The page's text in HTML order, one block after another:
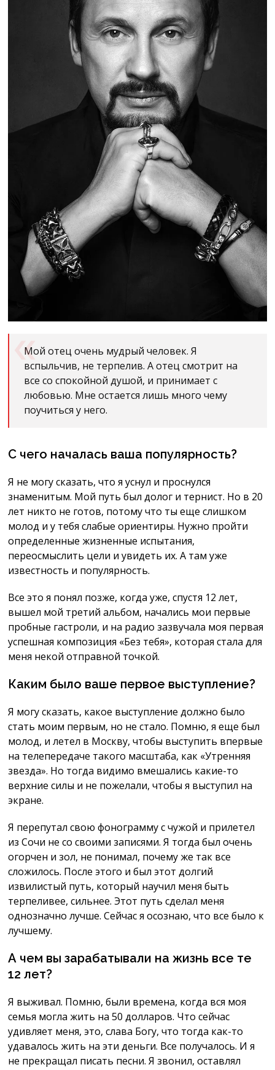
Мой отец очень мудрый человек. Я
вспыльчив, не терпелив. А отец смотрит на
все со спокойной душой, и принимает с
любовью. Мне остается лишь много чему
поучиться у него.
С чего началась ваша популярность?
Я не могу сказать, что я уснул и проснулся
знаменитым. Мой путь был долог и тернист. Но в 20
лет никто не готов, потому что ты еще слишком
молод и у тебя слабые ориентиры. Нужно пройти
определенные жизненные испытания,
переосмыслить цели и увидеть их. А там уже
известность и популярность.
Все это я понял позже, когда уже, спустя 12 лет,
вышел мой третий альбом, начались мои первые
пробные гастроли, и на радио зазвучала моя первая
успешная композиция «Без тебя», которая стала для
меня некой отправной точкой.
Каким было ваше первое выступление?
Я могу сказать, какое выступление должно было
стать моим первым, но не стало. Помню, я еще был
молод, и летел в Москву, чтобы выступить впервые
на телепередаче такого масштаба, как «Утренняя
звезда». Но тогда видимо вмешались какие-то
верхние силы и не пожелали, чтобы я выступил на
экране.
Я перепутал свою фонограмму с чужой и прилетел
из Сочи не со своими записями. Я тогда был очень
огорчен и зол, не понимал, почему же так все
сложилось. После этого и был этот долгий
извилистый путь, который научил меня быть
терпеливее, сильнее. Этот путь сделал меня
однозначно лучше. Сейчас я осознаю, что все было к
лучшему.
А чем вы зарабатывали на жизнь все те
12 лет?
Я выживал. Помню, были времена, когда вся моя
семья могла жить на 50 долларов. Что сейчас
удивляет меня, это, слава Богу, что тогда как-то
удавалось жить на эти деньги. Все получалось. И я
не прекращал писать песни. Я звонил, оставлял